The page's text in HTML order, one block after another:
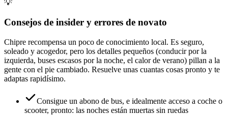
💡
Consejos de insider y errores de novato
Chipre recompensa un poco de conocimiento local. Es seguro,
soleado y acogedor, pero los detalles pequeños (conducir por la
izquierda, buses escasos por la noche, el calor de verano) pillan a la
gente con el pie cambiado. Resuelve unas cuantas cosas pronto y te
adaptas rapidísimo.
Consigue un abono de bus, e idealmente acceso a coche o
scooter, pronto: las noches están muertas sin ruedas